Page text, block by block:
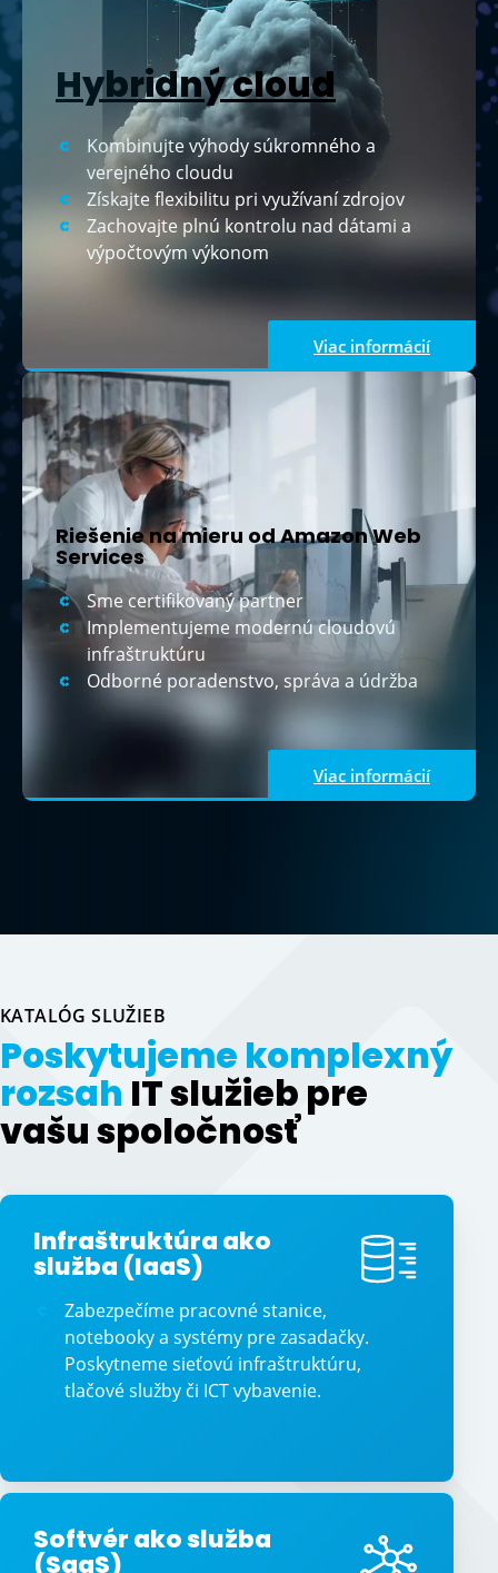
Hybridný cloud
Kombinujte výhody súkromného a
verejného cloudu
Získajte flexibilitu pri využívaní zdrojov
Zachovajte plnú kontrolu nad dátami a
výpočtovým výkonom
Viac informácií
Riešenie na mieru od Amazon Web
Services
Sme certifikovaný partner
Implementujeme modernú cloudovú
infraštruktúru
Odborné poradenstvo, správa a údržba
Viac informácií
KATALÓG SLUŽIEB
Poskytujeme komplexný
rozsah IT služieb pre
vašu spoločnosť
Infraštruktúra ako
služba (IaaS)
Zabezpečíme pracovné stanice,
notebooky a systémy pre zasadačky.
Poskytneme sieťovú infraštruktúru,
tlačové služby či ICT vybavenie.
Softvér ako služba
(SaaS)